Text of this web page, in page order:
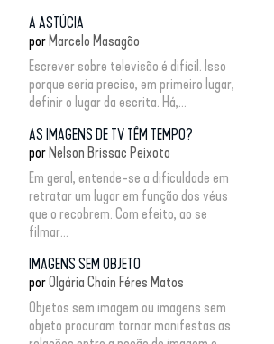
A ASTÚCIA
por Marcelo Masagão
Escrever sobre televisão é difícil. Isso
porque seria preciso, em primeiro lugar,
definir o lugar da escrita. Há,...
AS IMAGENS DE TV TÊM TEMPO?
por Nelson Brissac Peixoto
Em geral, entende-se a dificuldade em
retratar um lugar em função dos véus
que o recobrem. Com efeito, ao se
filmar...
IMAGENS SEM OBJETO
porOlgária Chain Féres Matos
Objetos sem imagem ou imagens sem
objeto procuram tornar manifestas as